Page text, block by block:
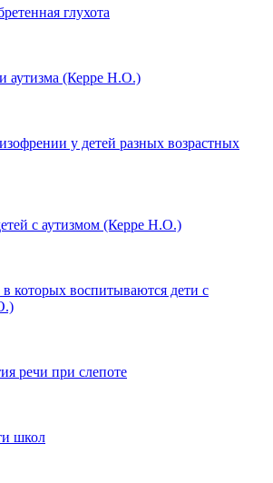
глухота
аутизма (Керре Н.О.)
у детей разных возрастных
с аутизмом (Керре Н.О.)
которых воспитываются дети с
речи при слепоте
школ